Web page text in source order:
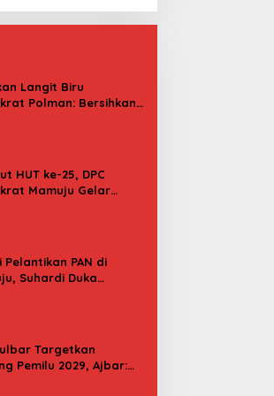
Langit Biru
Polman: Bersihkan
HUT ke-25, DPC
Mamuju Gelar
Pelantikan PAN di
Suhardi Duka
Targetkan
Pemilu 2029, Ajbar: